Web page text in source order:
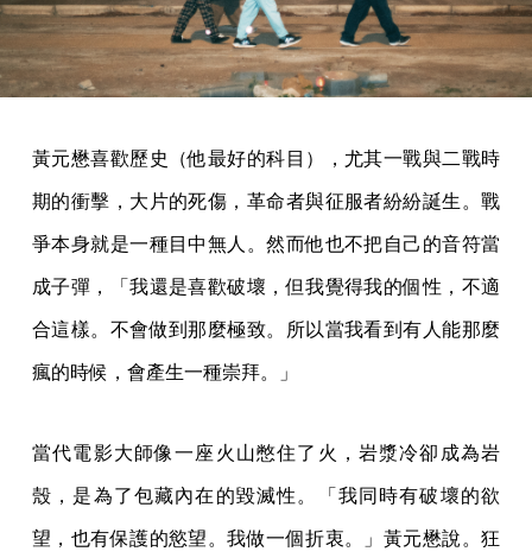
黃元懋喜歡歷史（他最好的科目），尤其一戰與二戰時
期的衝擊，大片的死傷，革命者與征服者紛紛誕生。戰
爭本身就是一種目中無人。然而他也不把自己的音符當
成子彈，「我還是喜歡破壞，但我覺得我的個性，不適
合這樣。不會做到那麼極致。所以當我看到有人能那麼
瘋的時候，會產生一種崇拜。」
當代電影大師像一座火山憋住了火，岩漿冷卻成為岩
殼，是為了包藏內在的毀滅性。「我同時有破壞的欲
望，也有保護的慾望。我做一個折衷。」黃元懋說。狂